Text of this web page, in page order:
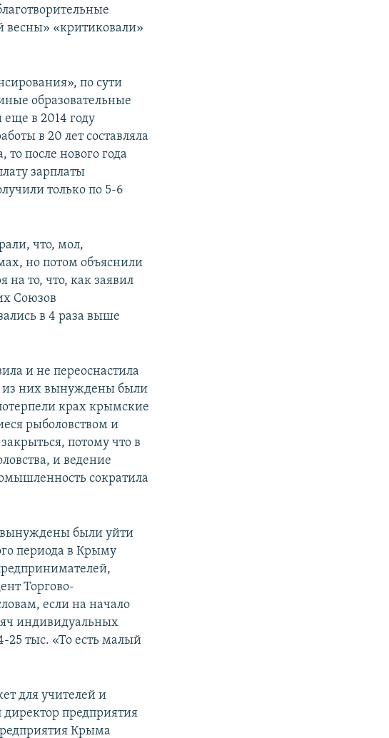
весны» «критиковали»
по сути
образовательные
в 2014 году
в 20 лет составляла
то после нового года
зарплаты
только по 5-6
что, мол,
но потом объяснили
на то, что, как заявил
Союзов
в 4 раза выше
и не переоснастила
из них вынуждены были
крах крымские
рыболовством и
потому что в
и ведение
сократила
были уйти
периода в Крыму
Торгово-
если на начало
индивидуальных
25 тыс. «То есть малый
для учителей и
предприятия
Крыма